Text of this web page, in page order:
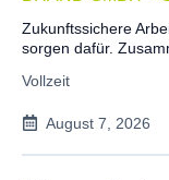
Vollzeit
Zukunftssichere
sorgen dafür.
August 7, 2026